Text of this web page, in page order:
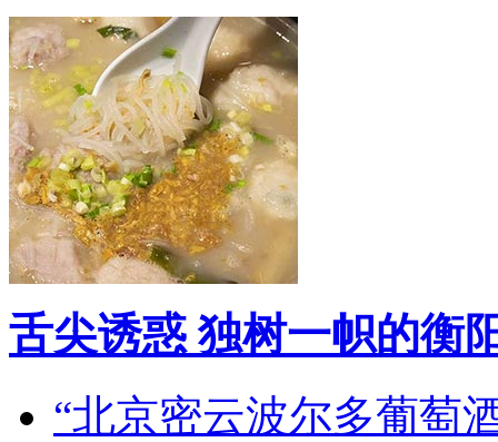
舌尖诱惑 独树一帜的衡
“北京密云波尔多葡萄